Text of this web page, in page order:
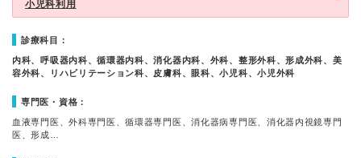
小児科利用
診療科目：
内科、呼吸器内科、循環器内科、消化器内科、外科、整形外科、形成外科、美
容外科、リハビリテーション科、皮膚科、眼科、小児科、小児外科
専門医・資格：
血液専門医、外科専門医、循環器専門医、消化器病専門医、消化器内視鏡専門
医、形成…